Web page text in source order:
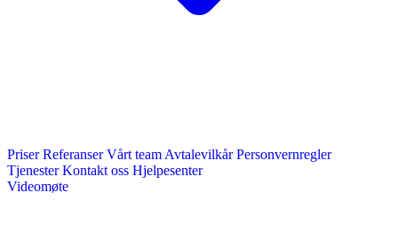
Priser Referanser Vårt team Avtalevilkår Personvernregler
Tjenester Kontakt oss Hjelpesenter
Videomøte